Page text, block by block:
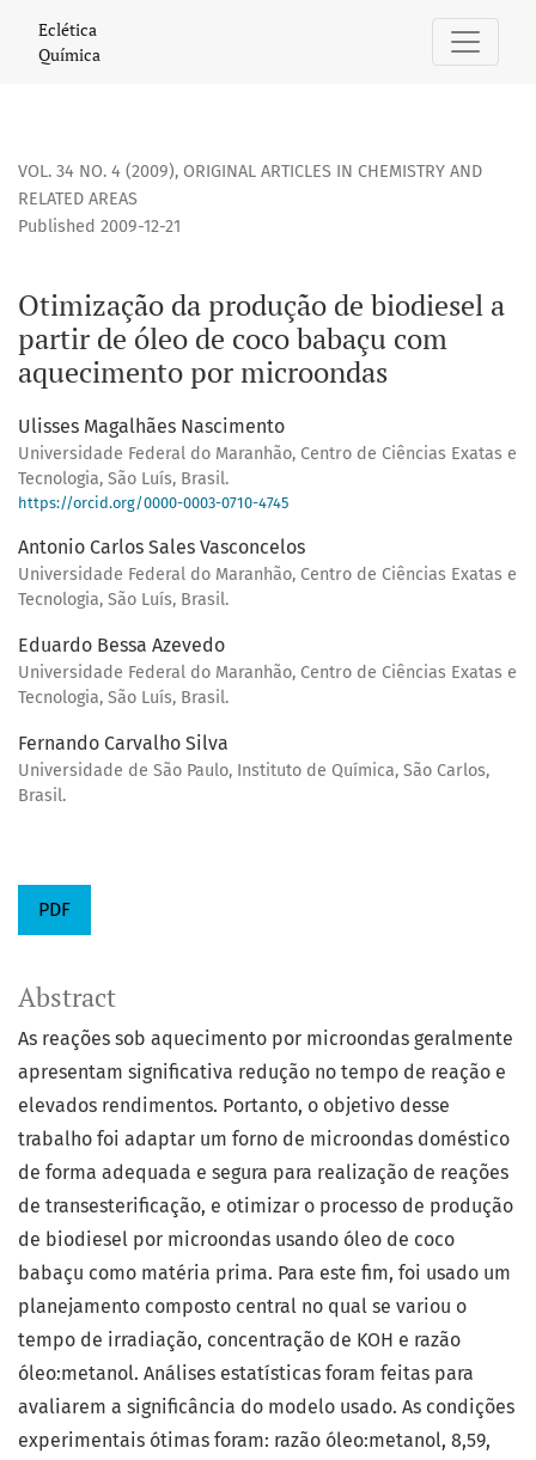
Otimização da produção de biodiesel a partir de óleo de
Eclética
Química
VOL. 34 NO. 4 (2009), ORIGINAL ARTICLES IN CHEMISTRY AND
RELATED AREAS
Otimização da produção de biodiesel a
partir de óleo de coco babaçu com
aquecimento por microondas
Published 2009-12-21
Ulisses Magalhães Nascimento
Universidade Federal do Maranhão, Centro de Ciências Exatas e
Tecnologia, São Luís, Brasil.
https://orcid.org/0000-0003-0710-4745
Antonio Carlos Sales Vasconcelos
Universidade Federal do Maranhão, Centro de Ciências Exatas e
Tecnologia, São Luís, Brasil.
Eduardo Bessa Azevedo
Universidade Federal do Maranhão, Centro de Ciências Exatas e
Tecnologia, São Luís, Brasil.
Fernando Carvalho Silva
Universidade de São Paulo, Instituto de Química, São Carlos,
Brasil.
PDF
Abstract
As reações sob aquecimento por microondas geralmente
apresentam significativa redução no tempo de reação e
elevados rendimentos. Portanto, o objetivo desse
trabalho foi adaptar um forno de microondas doméstico
de forma adequada e segura para realização de reações
de transesterificação, e otimizar o processo de produção
de biodiesel por microondas usando óleo de coco
babaçu como matéria prima. Para este fim, foi usado um
planejamento composto central no qual se variou o
tempo de irradiação, concentração de KOH e razão
óleo:metanol. Análises estatísticas foram feitas para
avaliarem a significância do modelo usado. As condições
experimentais ótimas foram: razão óleo:metanol, 8,59,